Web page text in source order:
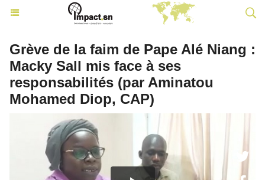
Grève de la faim de Pape Alé Niang :
Macky Sall mis face à ses
responsabilités (par Aminatou
Mohamed Diop, CAP)